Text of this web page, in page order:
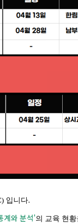
입니다.
계와 분석'의 교육 현